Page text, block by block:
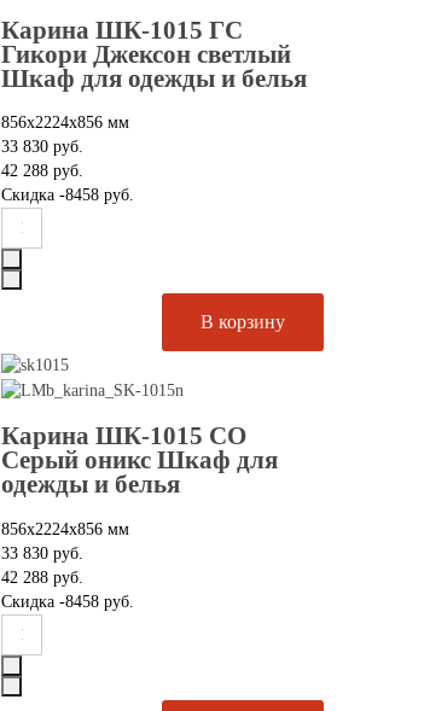
Карина ШК-1015 ГС
Гикори Джексон светлый
Шкаф для одежды и белья
856х2224х856 мм
33 830 руб.
42 288 руб.
Скидка -8458 руб.
Карина ШК-1015 СО
Серый оникс Шкаф для
одежды и белья
856х2224х856 мм
33 830 руб.
42 288 руб.
Скидка -8458 руб.